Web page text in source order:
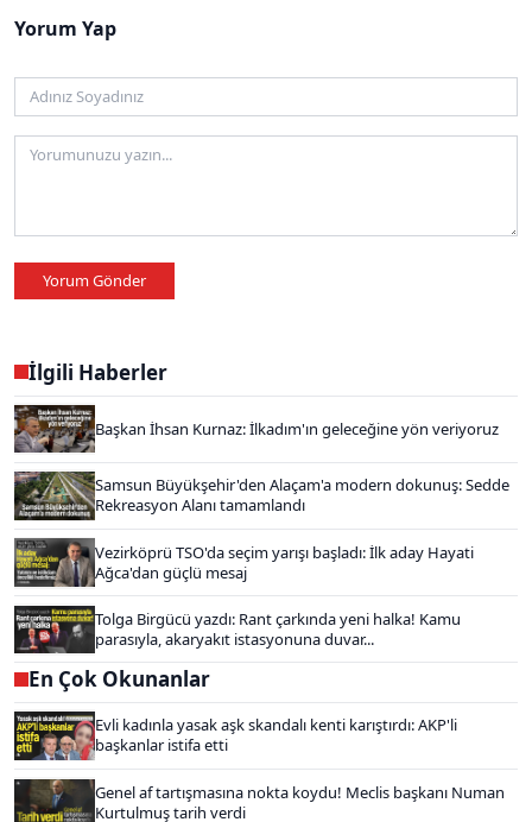
Yorum Yap
Yorum Gönder
İlgili Haberler
Başkan İhsan Kurnaz: İlkadım'ın geleceğine yön veriyoruz
Samsun Büyükşehir'den Alaçam'a modern dokunuş: Sedde
Rekreasyon Alanı tamamlandı
Vezirköprü TSO'da seçim yarışı başladı: İlk aday Hayati
Ağca'dan güçlü mesaj
Tolga Birgücü yazdı: Rant çarkında yeni halka! Kamu
parasıyla, akaryakıt istasyonuna duvar...
En Çok Okunanlar
Evli kadınla yasak aşk skandalı kenti karıştırdı: AKP'li
başkanlar istifa etti
Genel af tartışmasına nokta koydu! Meclis başkanı Numan
Kurtulmuş tarih verdi